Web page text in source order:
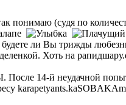
понимаю (судя по
ли Вы трижды
Хоть на
После 14-й неудачной